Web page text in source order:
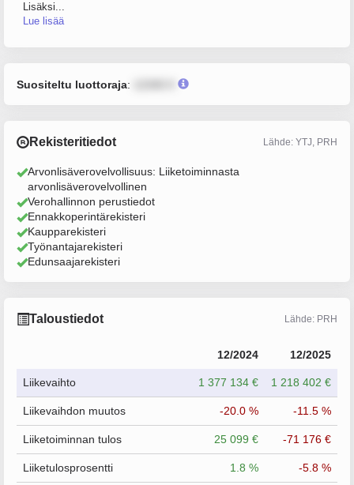
Lisäksi...
Lue lisää
Suositeltu luottoraja:
Rekisteritiedot Lähde: YTJ, PRH
Arvonlisäverovelvollisuus: Liiketoiminnasta
arvonlisäverovelvollinen
Verohallinnon perustiedot
Ennakkoperintärekisteri
Kaupparekisteri
Työnantajarekisteri
Edunsaajarekisteri
Taloustiedot Lähde: PRH
12/2024 12/2025
Liikevaihto 1 377 134 € 1 218 402 €
Liikevaihdon muutos -20.0 % -11.5 %
Liiketoiminnan tulos 25 099 € -71 176 €
Liiketulosprosentti 1.8 % -5.8 %